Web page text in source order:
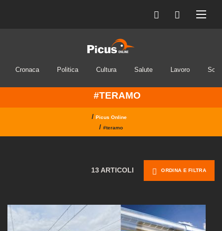
Cronaca Politica Cultura Salute Lavoro
#TERAMO
/ Picus Online
/ #teramo
13 ARTICOLI ORDINA E FILTRA